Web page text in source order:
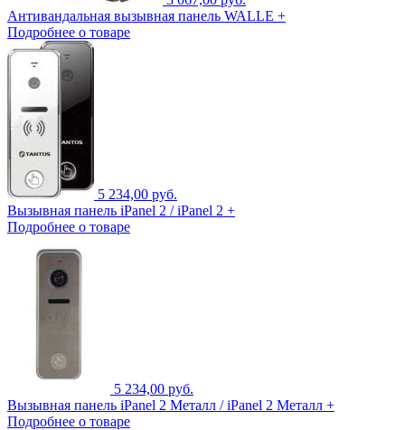
Антивандальная вызывная панель WALLE +
Подробнее о товаре
5 234,00 руб.
Вызывная панель iPanel 2 / iPanel 2 +
Подробнее о товаре
5 234,00 руб.
Вызывная панель iPanel 2 Металл / iPanel 2 Металл +
Подробнее о товаре